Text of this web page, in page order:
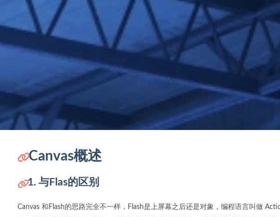
Canvas概述
1. 与Flas的区别
Canvas 和Flash的思路完全不一样，Flash是上屏幕之后还是对象，编程语言叫做